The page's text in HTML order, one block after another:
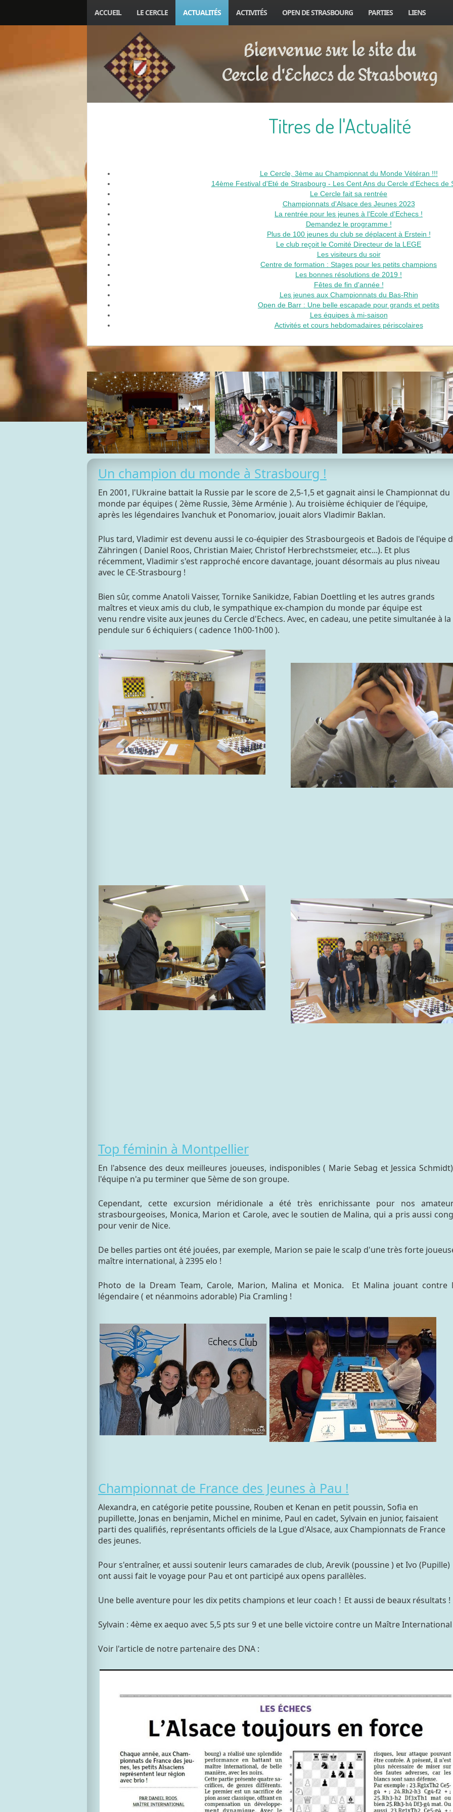
ACCUEIL LE CERCLE ACTUALITÉS ACTIVITÉS OPEN DE STRASBOURG PARTIES LIENS
Bienvenue sur le site du
Cercle d'Echecs de Strasbourg
Titres de l'Actualité
Le Cercle, 3ème au Championnat du Monde Vétéran !!!
14ème Festival d'Eté de Strasbourg - Les Cent Ans du Cercle d'Echecs de
Le Cercle fait sa rentrée
Championnats d'Alsace des Jeunes 2023
La rentrée pour les jeunes à l'Ecole d'Echecs !
Demandez le programme !
Plus de 100 jeunes du club se déplacent à Erstein !
Le club reçoit le Comité Directeur de la LEGE
Les visiteurs du soir
Centre de formation : Stages pour les petits champions
Les bonnes résolutions de 2019 !
Fêtes de fin d'année !
Les jeunes aux Championnats du Bas-Rhin
Open de Barr : Une belle escapade pour grands et petits
Les équipes à mi-saison
Activités et cours hebdomadaires périscolaires
Un champion du monde à Strasbourg !
En 2001, l'Ukraine battait la Russie par le score de 2,5-1,5 et gagnait ainsi le Championnat du
monde par équipes ( 2ème Russie, 3ème Arménie ). Au troisième échiquier de l'équipe,
après les légendaires Ivanchuk et Ponomariov, jouait alors Vladimir Baklan.
Plus tard, Vladimir est devenu aussi le co-équipier des Strasbourgeois et Badois de l'équipe
Zähringen ( Daniel Roos, Christian Maier, Christof Herbrechstsmeier, etc...). Et plus
récemment, Vladimir s'est rapproché encore davantage, jouant désormais au plus niveau
avec le CE-Strasbourg !
Bien sûr, comme Anatoli Vaisser, Tornike Sanikidze, Fabian Doettling et les autres grands
maîtres et vieux amis du club, le sympathique ex-champion du monde par équipe est
venu rendre visite aux jeunes du Cercle d'Echecs. Avec, en cadeau, une petite simultanée à la
pendule sur 6 échiquiers ( cadence 1h00-1h00 ).
Top féminin à Montpellier
En l'absence des deux meilleures joueuses, indisponibles ( Marie Sebag et Jessica
l'équipe n'a pu terminer que 5ème de son groupe.
Cependant, cette excursion méridionale a été très enrichissante pour nos
strasbourgeoises, Monica, Marion et Carole, avec le soutien de Malina, qui a pris aussi
pour venir de Nice.
De belles parties ont été jouées, par exemple, Marion se paie le scalp d'une très forte
maître international, à 2395 elo !
Photo de la Dream Team, Carole, Marion, Malina et Monica. Et Malina jouant contre
légendaire ( et néanmoins adorable) Pia Cramling !
Championnat de France des Jeunes à Pau !
Alexandra, en catégorie petite poussine, Rouben et Kenan en petit poussin, Sofia en
pupillette, Jonas en benjamin, Michel en minime, Paul en cadet, Sylvain en junior, faisaient
parti des qualifiés, représentants officiels de la Lgue d'Alsace, aux Championnats de France
des jeunes.
Pour s'entraîner, et aussi soutenir leurs camarades de club, Arevik (poussine ) et Ivo (Pupille)
ont aussi fait le voyage pour Pau et ont participé aux opens parallèles.
Une belle aventure pour les dix petits champions et leur coach ! Et aussi de beaux résultats !
Sylvain : 4ème ex aequo avec 5,5 pts sur 9 et une belle victoire contre un Maître International
Voir l'article de notre partenaire des DNA :